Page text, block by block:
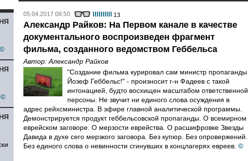
©
©
05.04.2017 08:50 13
Александр Райков: На Первом канале в качестве
документального воспроизведен фрагмент
фильма, созданного ведомством Геббельса
Автор: Александр Райков
"Создание фильма курировал сам министр пропаганды
Йозеф Геббельс!" - произносит г-н Фадеев с такой
интонацией, будто восхищен масштабом ответственной
персоны. Не звучит ни единого слова осуждения в
адрес рейхсминистра. В эфире главной аналитической программы.
Демонстрируется продукт геббельсовской пропаганды. О всемирном
еврейском заговоре. О мерзости еврейства. О расшифровке Звезды
Давида в духе сего мерзкого заговора. Без купюр. Без опровержений.
Без единого слова о невинности сгинувших в концлагерях евреев. ©